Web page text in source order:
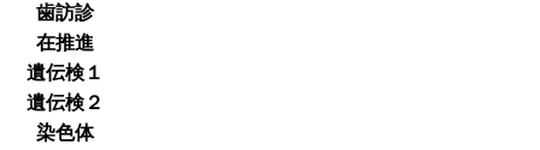
歯訪診
在推進
遺伝検１
遺伝検２
染色体